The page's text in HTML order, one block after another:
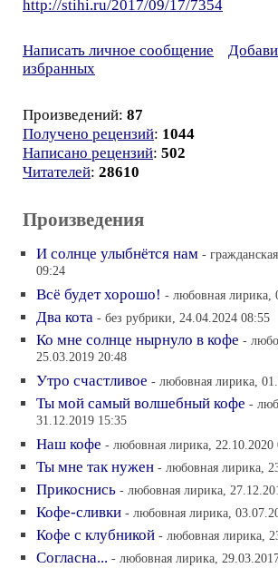
http://stihi.ru/2017/09/17/7354
Написать личное сообщение
избранных
Произведений: 87
Получено рецензий: 1044
Написано рецензий: 502
Читателей: 28610
Произведения
И солнце улыбнётся нам -
09:24
Всё будет хорошо! - любовная лирика,
Два кота - без рубрики, 24.04.2024 08:55
Ко мне солнце нырнуло в кофе -
25.03.2019 20:48
Утро счастливое - любовная лирика,
Ты мой самый волшебный кофе -
31.12.2019 15:35
Наш кофе - любовная лирика, 22.10.2020
Ты мне так нужен - любовная лирика,
Прикоснись - любовная лирика,
Кофе-сливки - любовная лирика,
Кофе с клубникой - любовная лирика,
Согласна... - любовная лирика,